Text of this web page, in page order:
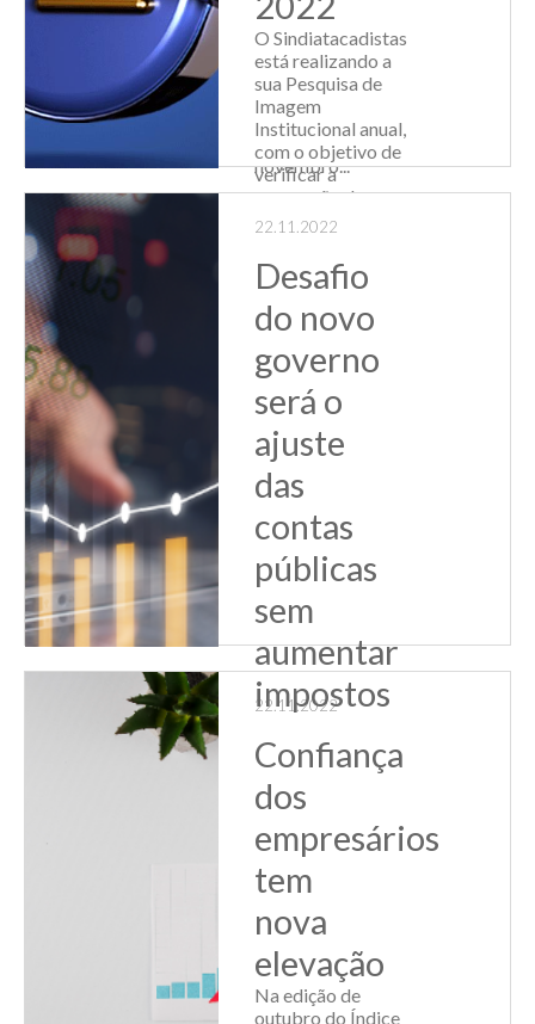
Com o objetivo de
promover e
mobilizar o Brasil
para ser mais
solidário e
generoso, no
próximo dia 29 de
novembro...
O Sindiatacadistas
está realizando a
sua Pesquisa de
Imagem
Institucional anual,
com o objetivo de
verificar a
percepção do
mercado sobre a
link e preencha a
pesquisa! É rápido
e n...
Leia Mais
22.11.2022
Desafio
do novo
governo
será o
ajuste
das
contas
públicas
sem
aumentar
impostos
para o próximo
governo será o
ajuste nas contas
públicas, sem
recorrer à elevação
da carga tributária,
segundo avalia o
econômico da
Fecomércio-RS,
Marcelo Portugal.
Dura...
22.11.2022
Confiança
dos
empresários
tem
nova
elevação
Na edição de
outubro do Índice